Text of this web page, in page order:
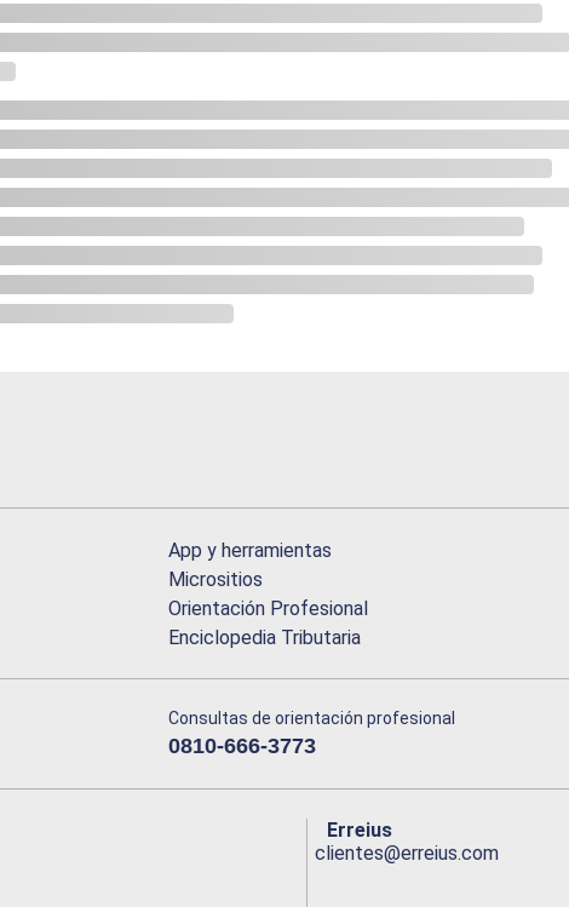
App y herramientas
Micrositios
Orientación Profesional
Enciclopedia Tributaria
Consultas de orientación profesional
0810-666-3773
Erreius
clientes@erreius.com